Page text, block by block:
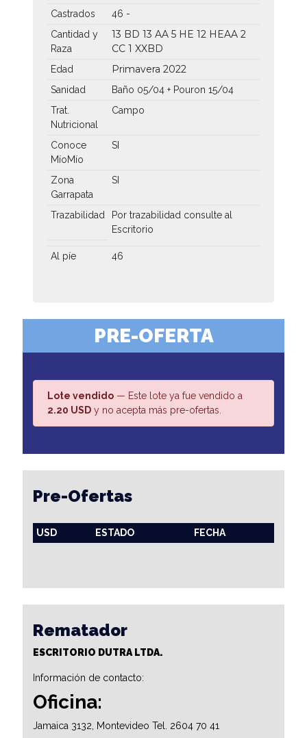
Castrados
46 -
Cantidad y
Raza
13 BD 13 AA 5 HE 12 HEAA 2
CC 1 XXBD
Edad Primavera 2022
Sanidad
Baño 05/04 + Pouron 15/04
Trat.
Nutricional
Campo
Conoce
MíoMío
SI
Zona
Garrapata
SI
Trazabilidad
Por trazabilidad consulte al
Escritorio
Al píe 46
PRE-OFERTA
Lote vendido — Este lote ya fue vendido a
2.20 USD y no acepta más pre-ofertas.
Pre-Ofertas
USD ESTADO FECHA
Rematador
ESCRITORIO DUTRA LTDA.
Información de contacto:
Oficina:
Jamaica 3132, Montevideo Tel. 2604 70 41